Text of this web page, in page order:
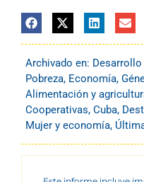
Archivado en:
Pobreza, Economía,
Alimentación y
Cooperativas, Cuba,
Mujer y economía,